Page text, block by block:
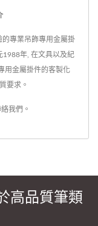
專業吊飾專用金屬掛
1988年, 在文具以及紀
用金屬掛件的客製化
要求。
我們 。
高品質筆類